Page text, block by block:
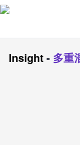
Insight- 多重